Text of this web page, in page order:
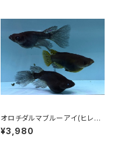
オロチダルマブルーアイ(ヒレ長
血統) 卵20個以上
¥3,980